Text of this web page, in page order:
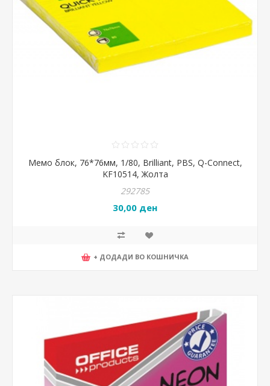
Мемо блок, 76*76мм, 1/80, Brilliant, PBS, Q-Connect,
KF10514, Жолта
292785
30,00 ден
+ ДОДАДИ ВО КОШНИЧКА